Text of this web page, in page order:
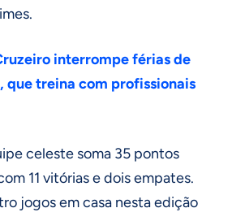
interrompe férias de
que treina com profissionais
celeste soma 35 pontos
11 vitórias e dois empates.
jogos em casa nesta edição